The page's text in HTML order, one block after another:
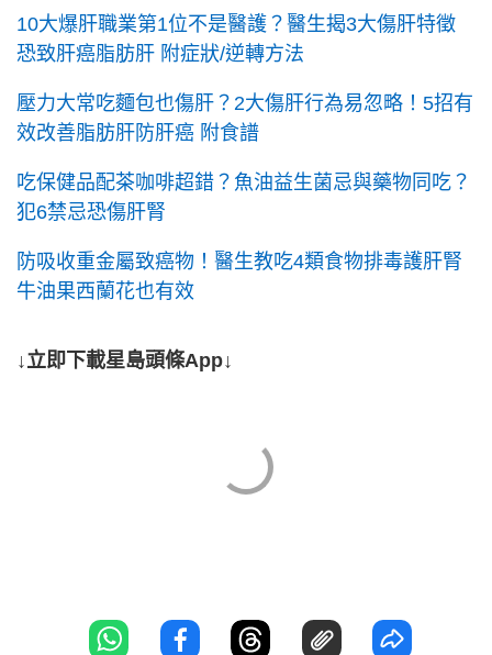
10大爆肝職業第1位不是醫護？醫生揭3大傷肝特徵
恐致肝癌脂肪肝 附症狀/逆轉方法
壓力大常吃麵包也傷肝？2大傷肝行為易忽略！5招有
效改善脂肪肝防肝癌 附食譜
吃保健品配茶咖啡超錯？魚油益生菌忌與藥物同吃？
犯6禁忌恐傷肝腎
防吸收重金屬致癌物！醫生教吃4類食物排毒護肝腎
牛油果西蘭花也有效
↓立即下載星島頭條App↓